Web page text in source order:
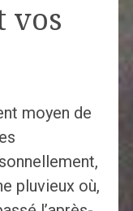
vos
moyen de
pluvieux où,